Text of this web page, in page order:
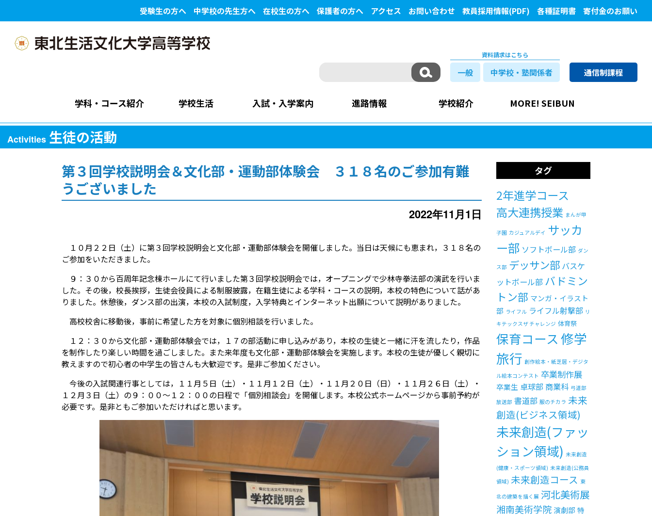
受験生の方へ 中学校の先生方へ 在校生の方へ 保護者の方へ アクセス お問い合わせ 教員採用情報(PDF) 各種証明書 寄付金のお願い
資料請求はこちら
一般 中学校・塾関係者 通信制課程
学科・コース紹介 学校生活 入試・入学案内 進路情報 学校紹介 MORE! SEIBUN
Activities 生徒の活動
第３回学校説明会＆文化部・運動部体験会 ３１８名のご参加有難
うございました
2022年11月1日
１０月２２日（土）に第３回学校説明会と文化部・運動部体験会を開催しました。当日は天候にも恵まれ，３１８名の
ご参加をいただきました。
９：３０から百周年記念棟ホールにて行いました第３回学校説明会では，オープニングで少林寺拳法部の演武を行いま
した。その後，校長挨拶，生徒会役員による制服披露，在籍生徒による学科・コースの説明，本校の特色について話があ
りました。休憩後，ダンス部の出演，本校の入試制度，入学特典とインターネット出願について説明がありました。
高校校舎に移動後，事前に希望した方を対象に個別相談を行いました。
１２：３０から文化部・運動部体験会では，１７の部活動に申し込みがあり，本校の生徒と一緒に汗を流したり，作品
を制作したり楽しい時間を過ごしました。また来年度も文化部・運動部体験会を実施します。本校の生徒が優しく親切に
教えますので初心者の中学生の皆さんも大歓迎です。是非ご参加ください。
今後の入試関連行事としては，１１月５日（土）・１１月１２日（土）・１１月２０日（日）・１１月２６日（土）・
１２月３日（土）の９：００～１２：００の日程で「個別相談会」を開催します。本校公式ホームページから事前予約が
必要です。是非ともご参加いただければと思います。
タグ
2年進学コース
高大連携授業 まんが甲
子園 カジュアルデイ サッカ
ー部 ソフトボール部 ダン
ス部 デッサン部 バスケ
ットボール部 バドミン
トン部 マンガ・イラスト
部 ライフル ライフル射撃部 リ
キテックスザ チャレンジ 体育祭
保育コース修学
旅行 創作絵本・紙芝居・デジタ
ル絵本コンテスト 卒業制作展
卒業生 卓球部 商業科 弓道部
放送部 書道部 服のチカラ 未来
創造(ビジネス領域)
未来創造(ファッ
ション領域) 未来創造
(健康・スポーツ領域) 未来創造(公務員
領域) 未来創造コース 東
北の建築を描く展 河北美術展
湘南美術学院 演劇部 特